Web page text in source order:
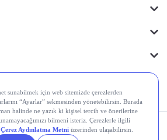
Gizlilik
Yasal
Çerez